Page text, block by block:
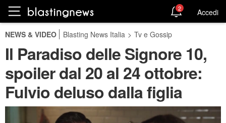
2 Accedi
NEWS & VIDEO Blasting News Italia > Tv e Gossip
Il Paradiso delle Signore 10,
spoiler dal 20 al 24 ottobre:
Fulvio deluso dalla figlia